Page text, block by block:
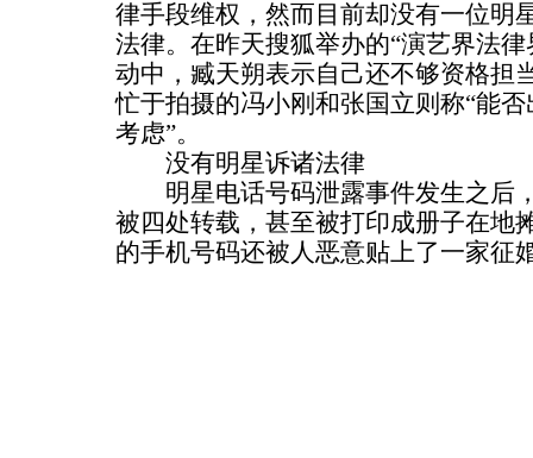
律手段维权，然而目前却没有一位明
法律。在昨天搜狐举办的“演艺界法
动中，臧天朔表示自己还不够资格担
忙于拍摄的冯小刚和张国立则称“能
考虑”。
没有明星诉诸法律
明星电话号码泄露事件发生之后
被四处转载，甚至被打印成册子在地
的手机号码还被人恶意贴上了一家征